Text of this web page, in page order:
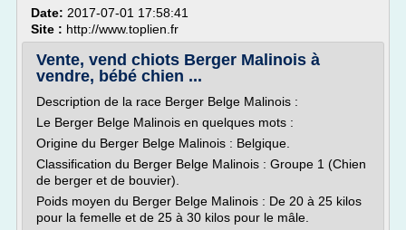
Date: 2017-07-01 17:58:41
Site : http://www.toplien.fr
Vente, vend chiots Berger Malinois à
vendre, bébé chien ...
Description de la race Berger Belge Malinois :
Le Berger Belge Malinois en quelques mots :
Origine du Berger Belge Malinois : Belgique.
Classification du Berger Belge Malinois : Groupe 1 (Chien
de berger et de bouvier).
Poids moyen du Berger Belge Malinois : De 20 à 25 kilos
pour la femelle et de 25 à 30 kilos pour le mâle.